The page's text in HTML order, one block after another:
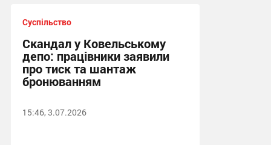
Суспільство
Скандал у Ковельському
депо: працівники заявили
про тиск та шантаж
бронюванням
15:46, 3.07.2026